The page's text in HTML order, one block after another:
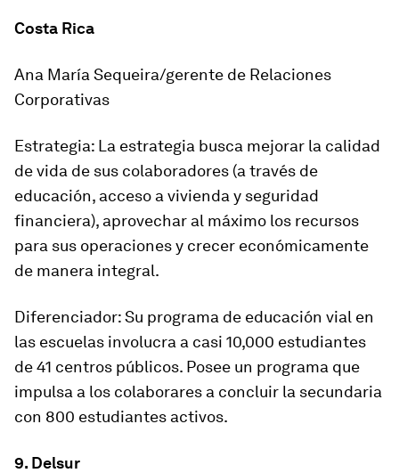
Costa Rica
Ana María Sequeira/gerente de Relaciones
Corporativas
Estrategia: La estrategia busca mejorar la calidad
de vida de sus colaboradores (a través de
educación, acceso a vivienda y seguridad
financiera), aprovechar al máximo los recursos
para sus operaciones y crecer económicamente
de manera integral.
Diferenciador: Su programa de educación vial en
las escuelas involucra a casi 10,000 estudiantes
de 41 centros públicos. Posee un programa que
impulsa a los colaborares a concluir la secundaria
con 800 estudiantes activos.
9. Delsur